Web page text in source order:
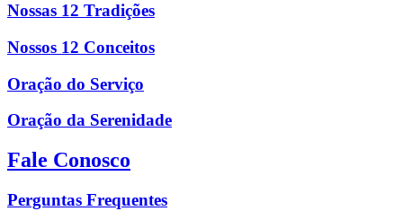
Nossas 12 Tradições
Nossos 12 Conceitos
Oração do Serviço
Oração da Serenidade
Fale Conosco
Perguntas Frequentes